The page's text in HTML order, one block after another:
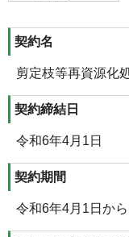
契約名
剪定枝等再資源化
契約締結日
令和6年4月1日
契約期間
令和6年4月1日か